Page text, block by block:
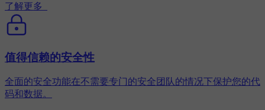
了解更多
值得信赖的安全性
全面的安全功能在不需要专门的安全团队的情况下保护您的代
码和数据。